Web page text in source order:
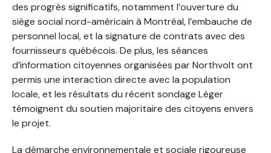
des progrès significatifs, notamment l’ouverture du
siège social nord-américain à Montréal, l’embauche de
personnel local, et la signature de contrats avec des
fournisseurs québécois. De plus, les séances
d’information citoyennes organisées par Northvolt ont
permis une interaction directe avec la population
locale, et les résultats du récent sondage Léger
témoignent du soutien majoritaire des citoyens envers
le projet.
La démarche environnementale et sociale rigoureuse